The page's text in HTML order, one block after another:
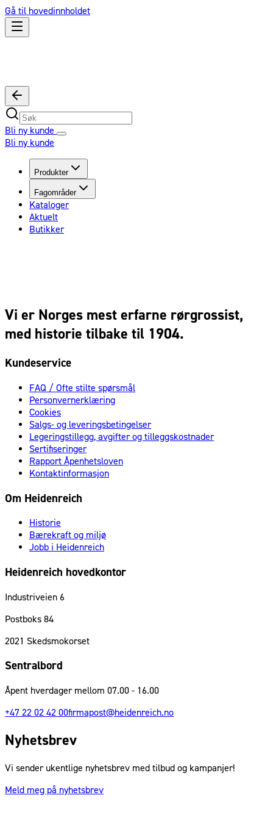
Gå til hovedinnholdet
Bli ny kunde
Bli ny kunde
Produkter
Fagområder
Kataloger
Aktuelt
Butikker
Vi er Norges mest erfarne rørgrossist,
med historie tilbake til 1904.
Kundeservice
FAQ / Ofte stilte spørsmål
Personvernerklæring
Cookies
Salgs- og leveringsbetingelser
Legeringstillegg, avgifter og tilleggskostnader
Sertifiseringer
Rapport Åpenhetsloven
Kontaktinformasjon
Om Heidenreich
Historie
Bærekraft og miljø
Jobb i Heidenreich
Heidenreich hovedkontor
Industriveien 6
Postboks 84
2021 Skedsmokorset
Sentralbord
Åpent hverdager mellom 07.00 - 16.00
+47 22 02 42 00firmapost@heidenreich.no
Nyhetsbrev
Vi sender ukentlige nyhetsbrev med tilbud og kampanjer!
Meld meg på nyhetsbrev